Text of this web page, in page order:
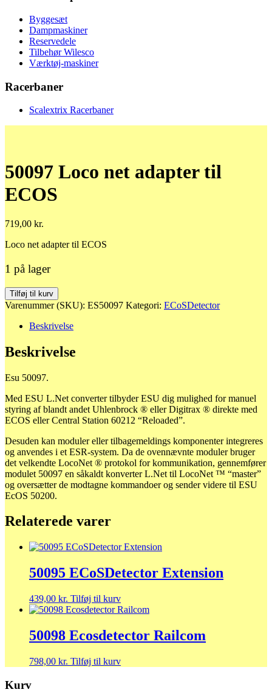
Byggesæt
Dampmaskiner
Reservedele
Tilbehør Wilesco
Værktøj-maskiner
Racerbaner
Scalextrix Racerbaner
50097 Loco net adapter til
ECOS
719,00 kr.
Loco net adapter til ECOS
1 på lager
50097
Loco
adapter
ECOS
antal
Tilføj til kurv
Varenummer (SKU): ES50097 Kategori: ECoSDetector
Beskrivelse
Beskrivelse
Esu 50097.
Med ESU L.Net converter tilbyder ESU dig mulighed for manuel
styring afblandt andet Uhlenbrock ® eller Digitrax ® direkte med
ECOS eller Central Station 60212 “Reloaded”.
Desuden kan moduler eller tilbagemeldings komponenterintegreres
og anvendes i et ESR-system. Da de ovennævnte moduler bruger
det velkendte LocoNet ® protokol for kommunikation, gennemfører
modulet 50097 en såkaldt konverter L.Net til LocoNet ™ “master”
og oversætter de modtagne kommandoer og sender videre til ESU
EcOS 50200.
Relaterede varer
50095 ECoSDetector Extension
439,00 kr. Tilføj til kurv
50098 Ecosdetector Railcom
798,00 kr. Tilføj til kurv
Kurv